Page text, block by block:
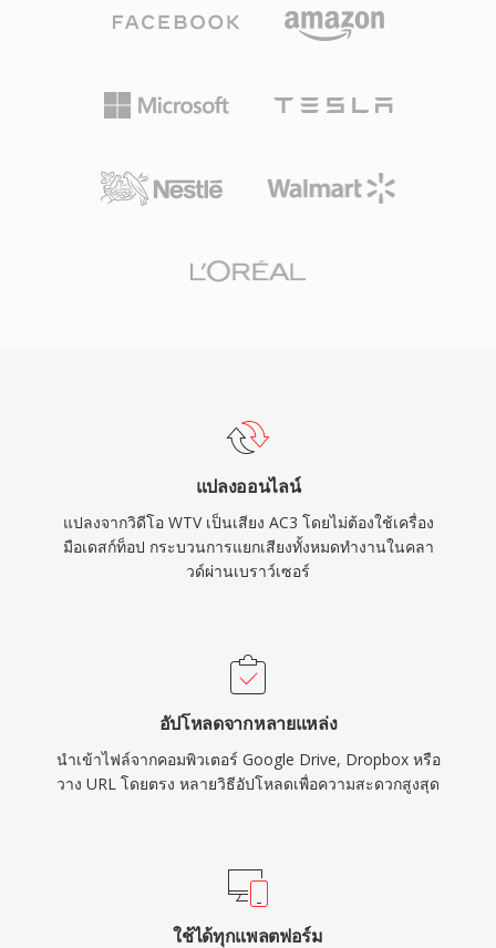
เคเบิลดิจิทัล จูนเนอร์ ATSC แบบ over-the-air และ
ClearQAM ไฟล์ WTV เข้าถึงได้โดยตรงผ่าน
แบบ DVR-MS ที่ง่ายกว่าโดยใช้เครื่องมือ Windows
สนับสนุนหลัง Windows 7 (โดยมีการรองรับจำกัด
ใน Windows 8) ไฟล์ WTV ยังคงอยู่ในคลังสื่อส่วน
คุณภาพอย่างเห็นได้ชัด AC3 กลายเป็นมาตรฐาน
หลายในแผ่น Blu-ray การออกอากาศโทรทัศน์
ดิจิทัล (ATSC) และการสตรีม จุดเด่นหลักคือความ
พื้นที่แบบโรงภาพยนตร์มาสู่ระบบโฮมเธียเตอร์ รูป
และโทรทัศน์ การรองรับตัวถอดรหัสฮาร์ดแวร์อย่าง
แปลงออนไลน์
แปลงจากวิดีโอ WTV เป็นเสียง AC3 โดยไม่ต้องใช้เครื่อง
มือเดสก์ท็อป กระบวนการแยกเสียงทั้งหมดทำงานในคลา
วด์ผ่านเบราว์เซอร์
อัปโหลดจากหลายแหล่ง
นำเข้าไฟล์จากคอมพิวเตอร์ Google Drive, Dropbox หรือ
วาง URL โดยตรง หลายวิธีอัปโหลดเพื่อความสะดวกสูงสุด
ใช้ได้ทุกแพลตฟอร์ม